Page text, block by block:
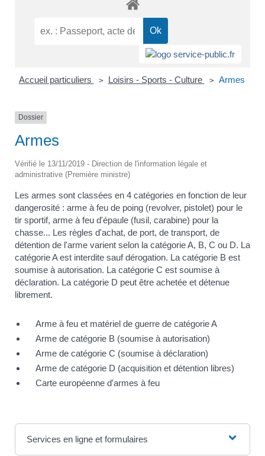
Accueil particuliers > Loisirs - Sports - Culture > Armes
Dossier
Armes
Vérifié le 13/11/2019 - Direction de l'information légale et
administrative (Première ministre)
Les armes sont classées en 4 catégories en fonction de leur
dangerosité : arme à feu de poing (revolver, pistolet) pour le
tir sportif, arme à feu d'épaule (fusil, carabine) pour la
chasse... Les règles d'achat, de port, de transport, de
détention de l'arme varient selon la catégorie A, B, C ou D. La
catégorie A est interdite sauf dérogation. La catégorie B est
soumise à autorisation. La catégorie C est soumise à
déclaration. La catégorie D peut être achetée et détenue
librement.
Arme à feu et matériel de guerre de catégorie A
Arme de catégorie B (soumise à autorisation)
Arme de catégorie C (soumise à déclaration)
Arme de catégorie D (acquisition et détention libres)
Carte européenne d'armes à feu
Services en ligne et formulaires